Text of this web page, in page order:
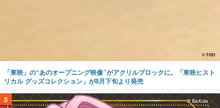
「東映」の“あのオープニング映像”がアクリルブロックに。「東映ヒスト
リカル グッズコレクション」が8月下旬より発売
5